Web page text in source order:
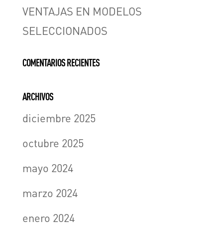
VENTAJAS EN MODELOS
SELECCIONADOS
COMENTARIOS RECIENTES
ARCHIVOS
diciembre 2025
octubre 2025
mayo 2024
marzo 2024
enero 2024